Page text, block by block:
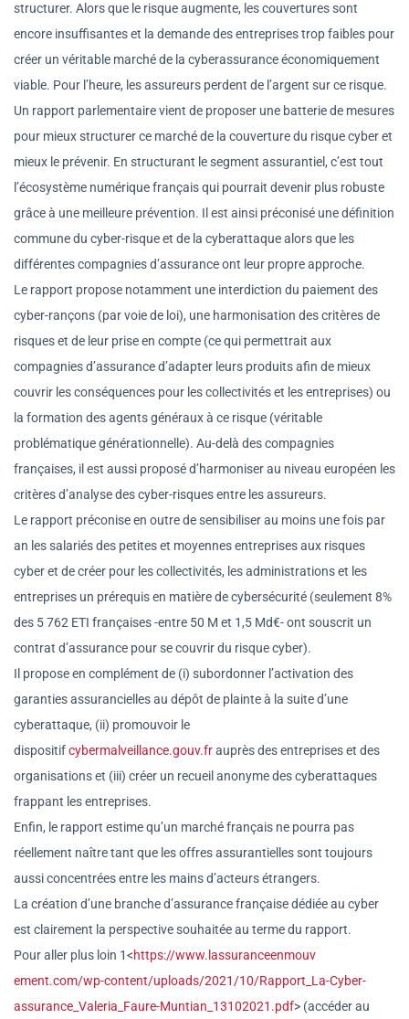
structurer. Alors que le risque augmente, les couvertures sont
encore insuffisantes et la demande des entreprises trop faibles pour
créer un véritable marché de la cyberassurance économiquement
viable. Pour l’heure, les assureurs perdent de l’argent sur ce risque.
Un rapport parlementaire vient de proposer une batterie de mesures
pour mieux structurer ce marché de la couverture du risque cyber et
mieux le prévenir. En structurant le segment assurantiel, c’est tout
l’écosystème numérique français qui pourrait devenir plus robuste
grâce à une meilleure prévention. Il est ainsi préconisé une définition
commune du cyber-risque et de la cyberattaque alors que les
différentes compagnies d’assurance ont leur propre approche.
Le rapport propose notamment une interdiction du paiement des
cyber-rançons (par voie de loi), une harmonisation des critères de
risques et de leur prise en compte (ce qui permettrait aux
compagnies d’assurance d’adapter leurs produits afin de mieux
couvrir les conséquences pour les collectivités et les entreprises) ou
la formation des agents généraux à ce risque (véritable
problématique générationnelle). Au-delà des compagnies
françaises, il est aussi proposé d’harmoniser au niveau européen les
critères d’analyse des cyber-risques entre les assureurs.
Le rapport préconise en outre de sensibiliser au moins une fois par
an les salariés des petites et moyennes entreprises aux risques
cyber et de créer pour les collectivités, les administrations et les
entreprises un prérequis en matière de cybersécurité (seulement 8%
des 5 762 ETI françaises -entre 50 M et 1,5 Md€- ont souscrit un
contrat d’assurance pour se couvrir du risque cyber).
Il propose en complément de (i) subordonner l’activation des
garanties assurancielles au dépôt de plainte à la suite d’une
cyberattaque, (ii) promouvoir le
dispositifcybermalveillance.gouv.frauprès des entreprises et des
organisations et (iii) créer un recueil anonyme des cyberattaques
frappant les entreprises.
Enfin, le rapport estime qu’un marché français ne pourra pas
réellement naître tant que les offres assurantielles sont toujours
aussi concentrées entre les mains d’acteurs étrangers.
La création d’une branche d’assurance française dédiée au cyber
est clairement la perspective souhaitée au terme du rapport.
Pour aller plus loin 1<https://www.lassuranceenmouv
ement.com/wp-content/uploads/2021/10/Rapport_La-Cyber-
assurance_Valeria_Faure-Muntian_13102021.pdf> (accéder au